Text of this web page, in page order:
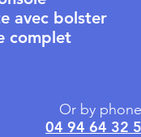
avec bolster
complet
Or by
04 94 64 32